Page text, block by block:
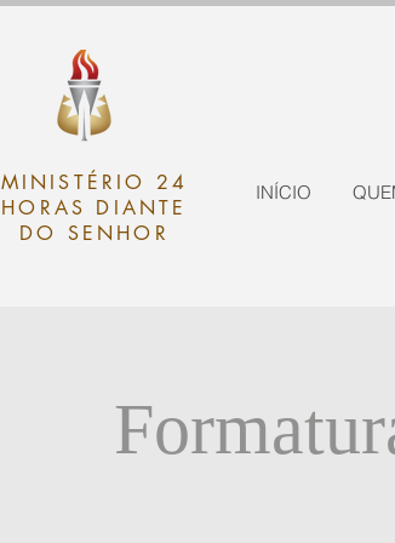
MINISTÉRIO 24
HORAS DIANTE
DO SENHOR
INÍCIO